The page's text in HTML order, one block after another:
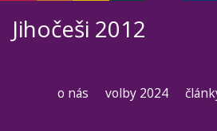
Jihočeši 2012
o nás volby 2024